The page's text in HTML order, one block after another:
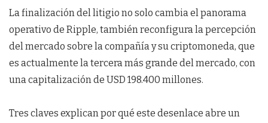
La finalización del litigio no solo cambia el panorama
operativo de Ripple, también reconfigura la percepción
del mercado sobre la compañía y su criptomoneda, que
es actualmente la tercera más grande del mercado, con
una capitalización de USD 198.400 millones.
Tres claves explican por qué este desenlace abre un